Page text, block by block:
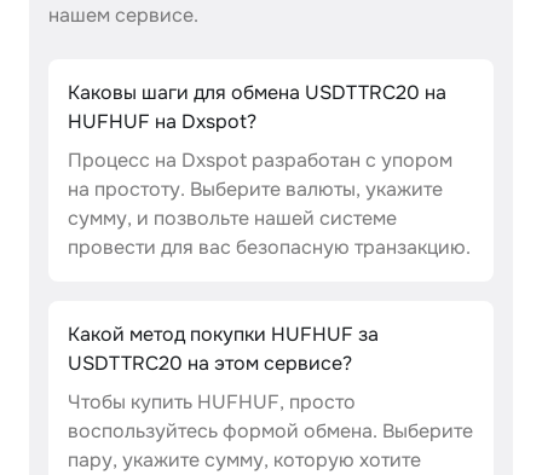
нашем сервисе.
Каковы шаги для обмена USDTTRC20 на
HUFHUF на Dxspot?
Процесс на Dxspot разработан с упором
на простоту. Выберите валюты, укажите
сумму, и позвольте нашей системе
провести для вас безопасную транзакцию.
Какой метод покупки HUFHUF за
USDTTRC20 на этом сервисе?
Чтобы купить HUFHUF, просто
воспользуйтесь формой обмена. Выберите
пару, укажите сумму, которую хотите